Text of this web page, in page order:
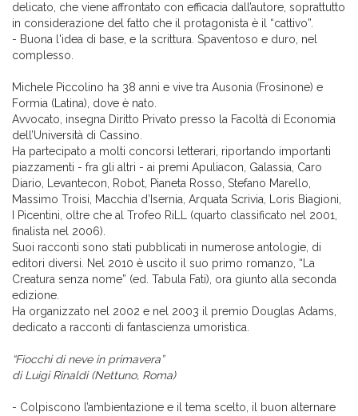
delicato, che viene affrontato con efficacia dall’autore, soprattutto
in considerazione del fatto che il protagonista è il “cattivo”.
- Buona l'idea di base, e la scrittura. Spaventoso e duro, nel
complesso.
Michele Piccolino ha 38 anni e vive tra Ausonia (Frosinone) e
Formia (Latina), dove è nato.
Avvocato, insegna Diritto Privato presso la Facoltà di Economia
dell’Università di Cassino.
Ha partecipato a molti concorsi letterari, riportando importanti
piazzamenti - fra gli altri - ai premi Apuliacon, Galassia, Caro
Diario, Levantecon, Robot, Pianeta Rosso, Stefano Marello,
Massimo Troisi, Macchia d’Isernia, Arquata Scrivia, Loris Biagioni,
I Picentini, oltre che al Trofeo RiLL (quarto classificato nel 2001,
finalista nel 2006).
Suoi racconti sono stati pubblicati in numerose antologie, di
editori diversi. Nel 2010 è uscito il suo primo romanzo, “La
Creatura senza nome” (ed. Tabula Fati), ora giunto alla seconda
edizione.
Ha organizzato nel 2002 e nel 2003 il premio Douglas Adams,
dedicato a racconti di fantascienza umoristica.
“Fiocchi di neve in primavera”
di Luigi Rinaldi (Nettuno, Roma)
- Colpiscono l’ambientazione e il tema scelto, il buon alternare